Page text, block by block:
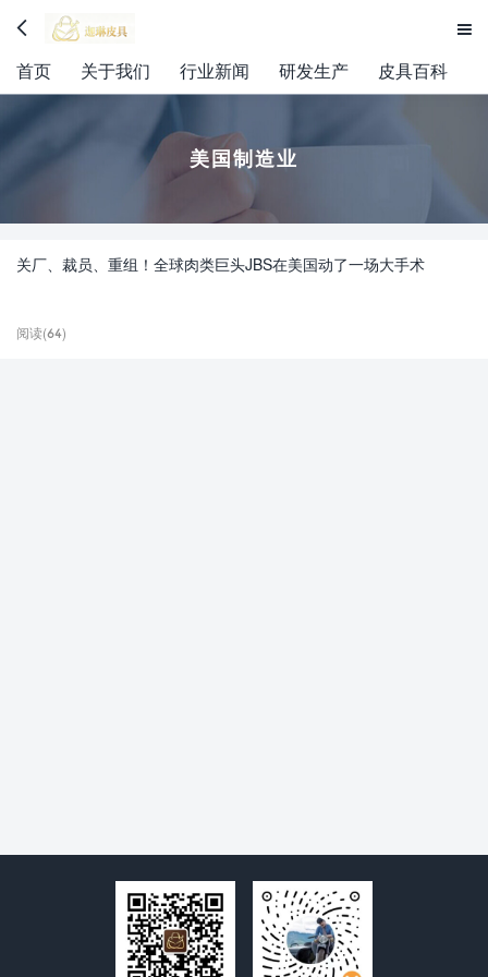
 
首页 关于我们 行业新闻 研发生产 皮具百科
美国制造业
关厂、裁员、重组！全球肉类巨头JBS在美国动了一场大手术
阅读(64)